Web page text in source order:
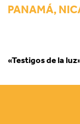
PANAMÁ,
«Testigos de la